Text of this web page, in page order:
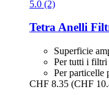
5.0 (2)
TetraAnelli
Superficie
Per tutti i filtri
Per particelle
CHF 8.35 (CHF